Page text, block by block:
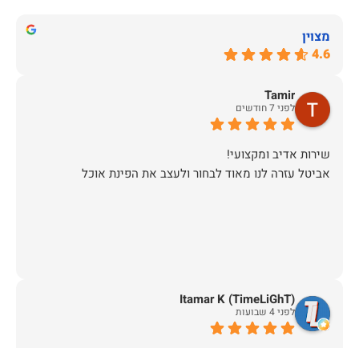
מצוין
4.6
Tamir
לפני 7 חודשים
אביטל עזרה לנו מאוד לבחור ולעצב את הפינת אוכל
Itamar K (TimeLiGhT)
לפני 4 שבועות